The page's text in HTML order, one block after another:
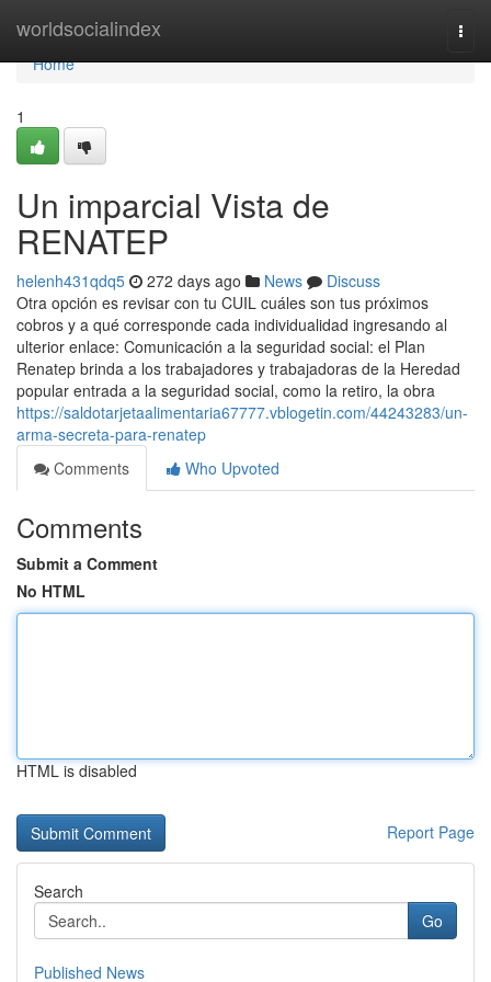
worldsocialindex
Home
Home
1
Un imparcial Vista de
RENATEP
helenh431qdq5 272 days ago News
Discuss
Otra opción es revisar con tu CUIL cuáles son tus próximos
cobros y a qué corresponde cada individualidad ingresando al
ulterior enlace: Comunicación a la seguridad social: el Plan
Renatep brinda a los trabajadores y trabajadoras de la Heredad
popular entrada a la seguridad social, como la retiro, la obra
https://saldotarjetaalimentaria67777.vblogetin.com/44243283/un-
arma-secreta-para-renatep
Comments
Who Upvoted
Comments
Submit a Comment
No HTML
HTML is disabled
Report Page
Search
Go
Published News